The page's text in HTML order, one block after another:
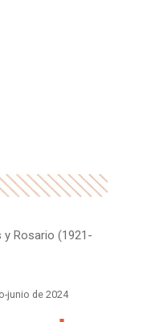
Rosario (1921-
junio de 2024